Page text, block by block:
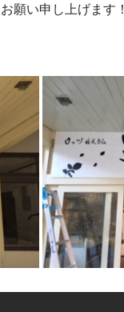
願い申し上げます！